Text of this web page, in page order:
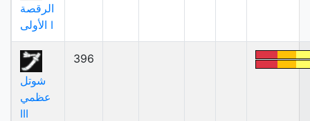
الرقصة
الأولى I
شوتل
عظمي
III
396